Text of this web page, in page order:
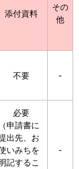
添付資料
その
他
不要 -
必要
（申請書に
出先、お
いみちを
記するこ
-